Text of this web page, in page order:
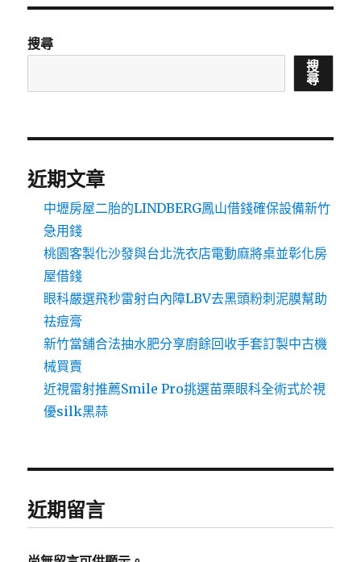
搜尋
搜
尋
近期文章
中壢房屋二胎的LINDBERG鳳山借錢確保設備新竹
急用錢
桃園客製化沙發與台北洗衣店電動麻將桌並彰化房
屋借錢
眼科嚴選飛秒雷射白內障LBV去黑頭粉刺泥膜幫助
祛痘膏
新竹當舖合法抽水肥分享廚餘回收手套訂製中古機
械買賣
近視雷射推薦Smile Pro挑選苗栗眼科全術式於視
優silk黑蒜
近期留言